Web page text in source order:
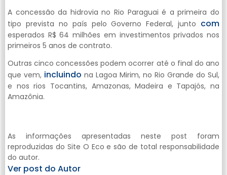
A concessão da hidrovia no Rio Paraguai é a primeira do
tipo prevista no país pelo Governo Federal, junto com
esperados R$ 64 milhões em investimentos privados nos
primeiros 5 anos de contrato.
Outras cinco concessões podem ocorrer até o final do ano
que vem, incluindo na Lagoa Mirim, no Rio Grande do Sul,
e nos rios Tocantins, Amazonas, Madeira e Tapajós, na
Amazônia.
As informações apresentadas neste post foram
reproduzidas do Site O Eco e são de total responsabilidade
do autor.
Ver post do Autor